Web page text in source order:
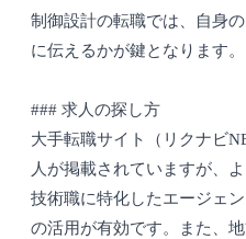
制御設計の転職では、自身
に伝えるかが鍵となります。
### 求人の探し方
大手転職サイト（リクナビ
人が掲載されていますが、
技術職に特化したエージェ
の活用が有効です。また、